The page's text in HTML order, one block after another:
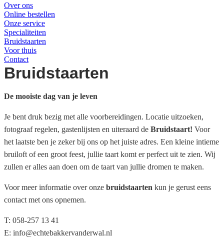
Over ons
Online bestellen
Onze service
Specialiteiten
Bruidstaarten
Voor thuis
Contact
Bruidstaarten
De mooiste dag van je leven
Je bent druk bezig met alle voorbereidingen. Locatie uitzoeken,
fotograaf regelen, gastenlijsten en uiteraard de Bruidstaart! Voor
het laatste ben je zeker bij ons op het juiste adres. Een kleine intieme
bruiloft of een groot feest, jullie taart komt er perfect uit te zien. Wij
zullen er alles aan doen om de taart van jullie dromen te maken.
Voor meer informatie over onze bruidstaarten kun je gerust eens
contact met ons opnemen.
T: 058-257 13 41
E: info@echtebakkervanderwal.nl